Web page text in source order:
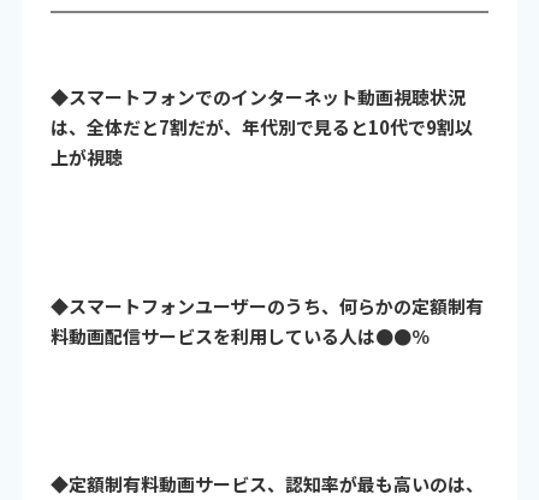
◆スマートフォンでのインターネット動画視聴状況
は、全体だと7割だが、年代別で見ると10代で9割以
上が視聴
◆スマートフォンユーザーのうち、何らかの定額制有
料動画配信サービスを利用している人は●●％
◆定額制有料動画サービス、認知率が最も高いのは、